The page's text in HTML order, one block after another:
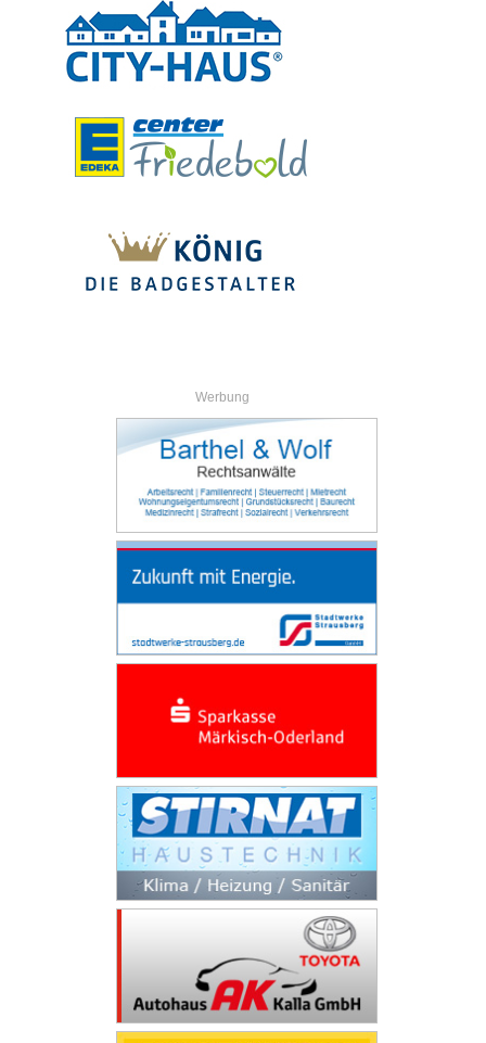
Werbung